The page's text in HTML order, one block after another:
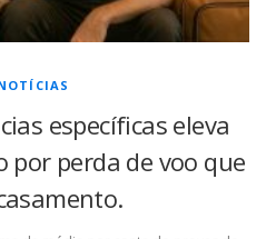
específicas eleva
por perda de voo que